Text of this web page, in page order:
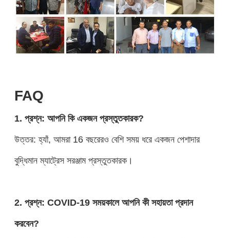
FAQ
1. প্রশ্ন: আপনি কি একজন প্রস্তুতকারক?
উত্তর: হ্যাঁ, আমরা 16 বছরেরও বেশি সময় ধরে একজন পেশাদার
বুদ্ধিমান ম্যাট্রেস সরঞ্জাম প্রস্তুতকারক।
2. প্রশ্ন: COVID-19 সময়কালে আপনি কী সহায়তা প্রদান
করবেন?